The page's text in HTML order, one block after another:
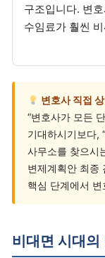
구조입니다. 변
수임료가 훨씬
변호사 직접
“변호사가 모든
기대하시기보다,
사무소를 찾으시
변제계획안 최종
핵심 단계에서
비대면 시대의